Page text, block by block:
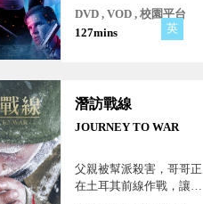
DVD , VOD , 校園平台
127mins
英
潛訪戰線
JOURNEY TO WAR
父親被幫派殺害，哥哥正
在土耳其前線作戰，讓他